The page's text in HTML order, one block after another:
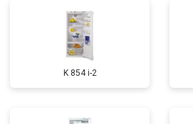
K 854 i-2